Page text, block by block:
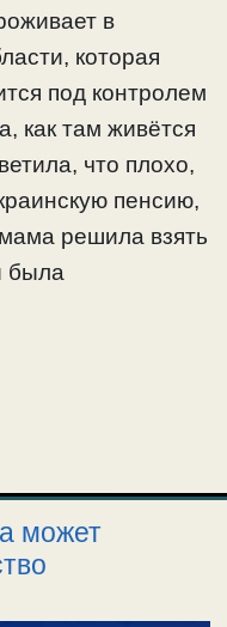
в
которая
под контролем
как там живётся
что плохо,
пенсию,
решила взять
была
может